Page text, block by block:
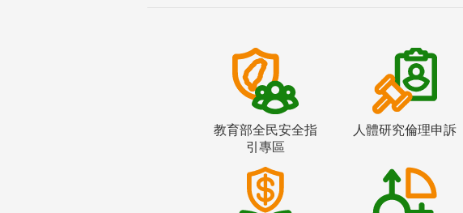
教育部全民安全指
引專區
人體研究倫理申訴